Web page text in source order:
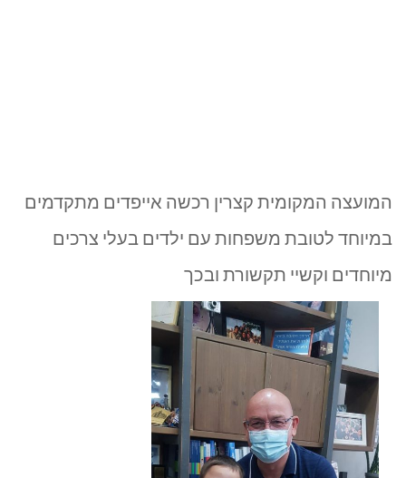
המועצה המקומית קצרין רכשה אייפדים מתקדמים
במיוחד לטובת משפחות עם ילדים בעלי צרכים
מיוחדים וקשיי תקשורת ובכך